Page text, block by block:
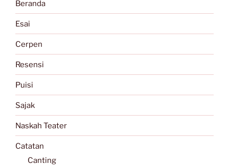
Beranda
Esai
Cerpen
Resensi
Puisi
Sajak
Naskah Teater
Catatan
Canting